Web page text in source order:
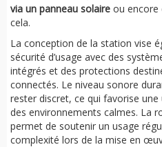
via un panneau solaire ou encore
cela.
La conception de la station vise
sécurité d’usage avec des
intégrés et des protections
connectés. Le niveau sonore
rester discret, ce qui favorise
des environnements calmes. La
permet de soutenir un usage
complexité lors de la mise en